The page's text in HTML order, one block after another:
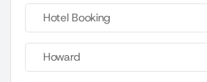
Hotel Booking
Howard